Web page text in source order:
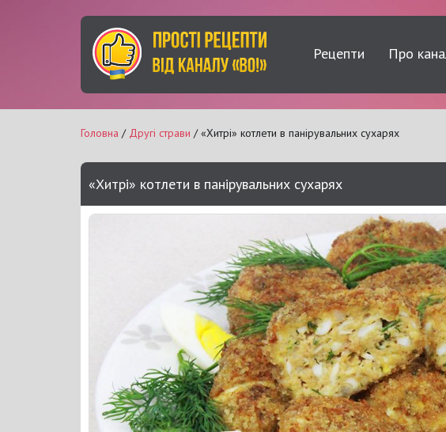
Рецепти Про
Головна / Другі страви / «Хитрі» котлети в панірувальних сухарях
«Хитрі» котлети в панірувальних сухарях